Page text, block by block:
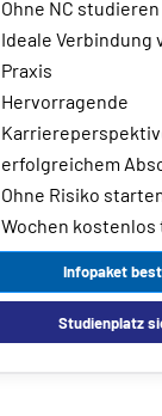
Ohne NC studieren
Ideale Verbindung
Praxis
Hervorragende
erfolgreichem
Ohne Risiko
Wochen kostenlos
Infopaket
Studienplatz